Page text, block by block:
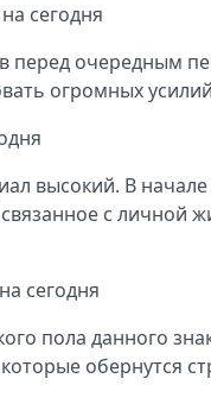
сегодня
перед очередным
огромных
высокий. В
с личной
сегодня
пола данного
обернутся